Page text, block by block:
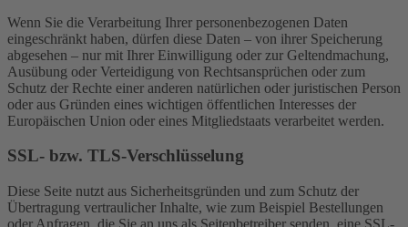
Wenn Sie die Verarbeitung Ihrer personenbezogenen Daten
eingeschränkt haben, dürfen diese Daten – von ihrer Speicherung
abgesehen – nur mit Ihrer Einwilligung oder zur Geltendmachung,
Ausübung oder Verteidigung von Rechtsansprüchen oder zum
Schutz der Rechte einer anderen natürlichen oder juristischen Person
oder aus Gründen eines wichtigen öffentlichen Interesses der
Europäischen Union oder eines Mitgliedstaats verarbeitet werden.
SSL- bzw. TLS-Verschlüsselung
Diese Seite nutzt aus Sicherheitsgründen und zum Schutz der
Übertragung vertraulicher Inhalte, wie zum Beispiel Bestellungen
oder Anfragen, die Sie an uns als Seitenbetreiber senden, eine SSL-